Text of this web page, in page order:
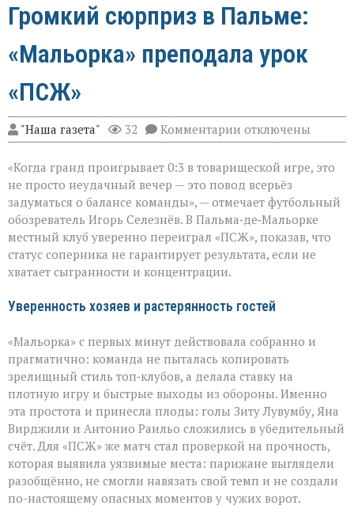
Громкий сюрприз в Пальме:
«Мальорка» преподала урок
«ПСЖ»
"Наша газета" 32 Комментарии к
записи
сюрприз
в
Пальме:
«Мальорка»
преподала
урок
«ПСЖ»
отключены
«Когда гранд проигрывает 0:3 в товарищеской игре, это
не просто неудачный вечер — это повод всерьёз
задуматься о балансе команды», — отмечает футбольный
обозреватель Игорь Селезнёв. В Пальма‑де‑Мальорке
местный клуб уверенно переиграл «ПСЖ», показав, что
статус соперника не гарантирует результата, если не
хватает сыгранности и концентрации.
Уверенность хозяев и растерянность гостей
«Мальорка» с первых минут действовала собранно и
прагматично: команда не пыталась копировать
зрелищный стиль топ‑клубов, а делала ставку на
плотную игру и быстрые выходы из обороны. Именно
эта простота и принесла плоды: голы Зиту Лувумбу, Яна
Вирджили и Антонио Раильо сложились в убедительный
счёт. Для «ПСЖ» же матч стал проверкой на прочность,
которая выявила уязвимые места: парижане выглядели
разобщённо, не смогли навязать свой темп и не создали
по-настоящему опасных моментов у чужих ворот.